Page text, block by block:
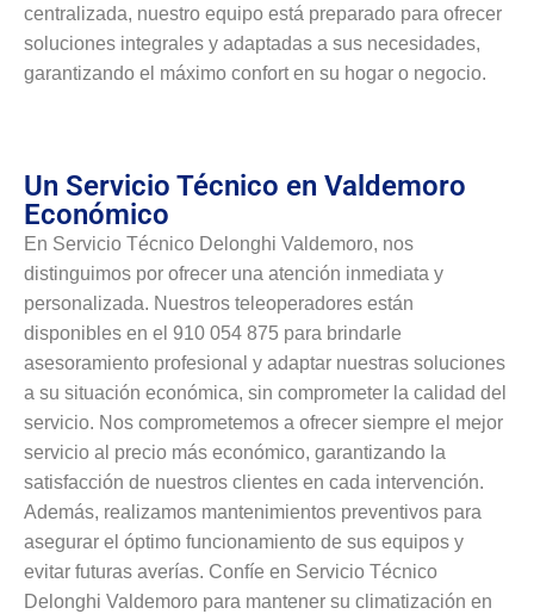
centralizada, nuestro equipo está preparado para ofrecer
soluciones integrales y adaptadas a sus necesidades,
garantizando el máximo confort en su hogar o negocio.
Un Servicio Técnico en Valdemoro
Económico
En Servicio Técnico Delonghi Valdemoro, nos
distinguimos por ofrecer una atención inmediata y
personalizada. Nuestros teleoperadores están
disponibles en el 910 054 875 para brindarle
asesoramiento profesional y adaptar nuestras soluciones
a su situación económica, sin comprometer la calidad del
servicio. Nos comprometemos a ofrecer siempre el mejor
servicio al precio más económico, garantizando la
satisfacción de nuestros clientes en cada intervención.
Además, realizamos mantenimientos preventivos para
asegurar el óptimo funcionamiento de sus equipos y
evitar futuras averías. Confíe en Servicio Técnico
Delonghi Valdemoro para mantener su climatización en